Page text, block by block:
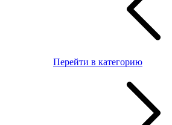
Перейти в категорию